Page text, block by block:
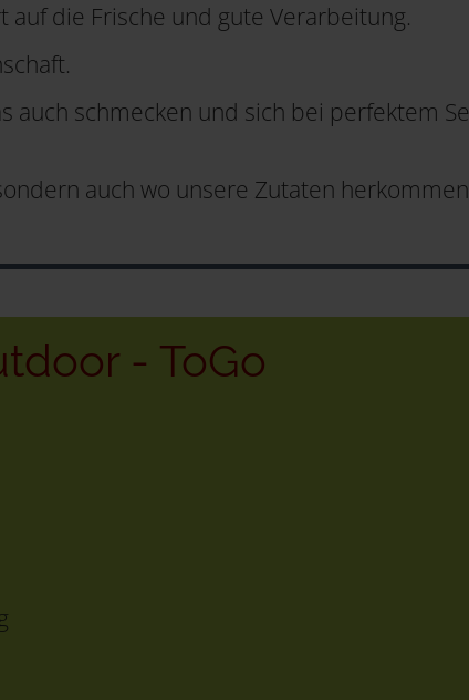
die Frische und gute Verarbeitung.
auch schmecken und sich bei perfektem
auch wo unsere Zutaten
- ToGo